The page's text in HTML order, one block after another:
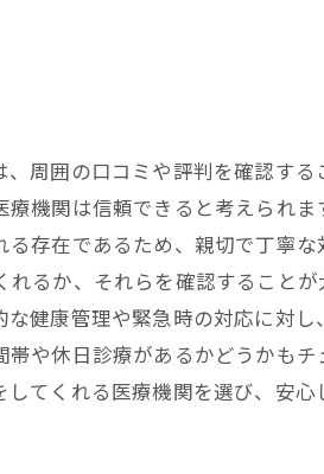
周囲の口コミや評判を確認す
機関は信頼できると考えられ
存在であるため、親切で丁寧
るか、それらを確認することが
健康管理や緊急時の対応に対
や休日診療があるかどうかも
てくれる医療機関を選び、安